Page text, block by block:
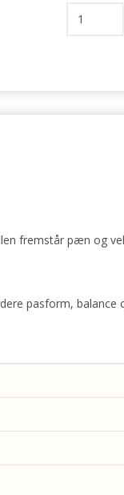
fremstår pæn og
pasform,